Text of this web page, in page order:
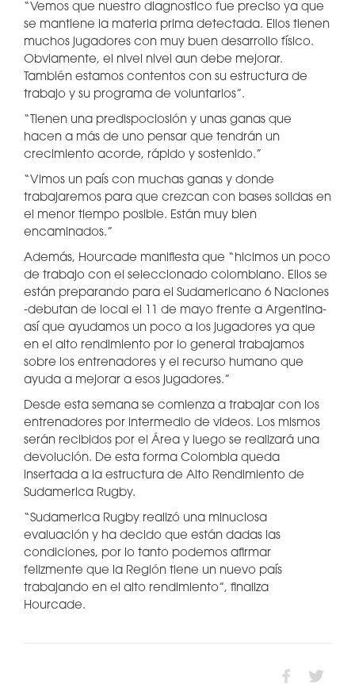
“Vemos que nuestro diagnostico fue preciso ya que
se mantiene la materia prima detectada. Ellos tienen
muchos jugadores con muy buen desarrollo físico.
Obviamente, el nivel nivel aun debe mejorar.
También estamos contentos con su estructura de
trabajo y su programa de voluntarios”.
“Tienen una predispociosión y unas ganas que
hacen a más de uno pensar que tendrán un
crecimiento acorde, rápido y sostenido.”
“Vimos un país con muchas ganas y donde
trabajaremos para que crezcan con bases solidas en
el menor tiempo posible. Están muy bien
encaminados.”
Además, Hourcade manifiesta que “hicimos un poco
de trabajo con el seleccionado colombiano. Ellos se
están preparando para el Sudamericano 6 Naciones
-debutan de local el 11 de mayo frente a Argentina-
así que ayudamos un poco a los jugadores ya que
en el alto rendimiento por lo general trabajamos
sobre los entrenadores y el recurso humano que
ayuda a mejorar a esos jugadores.”
Desde esta semana se comienza a trabajar con los
entrenadores por intermedio de videos. Los mismos
serán recibidos por el Área y luego se realizará una
devolución. De esta forma Colombia queda
insertada a la estructura de Alto Rendimiento de
Sudamerica Rugby.
“Sudamerica Rugby realizó una minuciosa
evaluación y ha decido que están dadas las
condiciones, por lo tanto podemos afirmar
felizmente que la Región tiene un nuevo país
trabajando en el alto rendimiento”, finaliza
Hourcade.